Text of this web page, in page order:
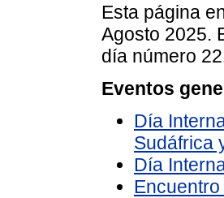
Esta página
Agosto 2025.
día número
Eventos
Día
Sudáfrica
Día